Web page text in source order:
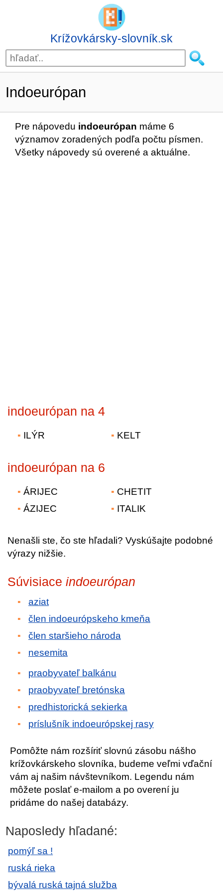
Krížovkársky-slovník.sk
Indoeurópan
Pre nápovedu indoeurópan máme 6
významov zoradených podľa počtu písmen.
Všetky nápovedy sú overené a aktuálne.
indoeurópan na 4
ILÝR KELT
indoeurópan na 6
ÁRIJEC
ÁZIJEC
CHETIT
ITALIK
Nenašli ste, čo ste hľadali? Vyskúšajte podobné
výrazy nižšie.
Súvisiace indoeurópan
aziat
člen indoeurópskeho kmeňa
člen staršieho národa
nesemita
praobyvateľ balkánu
praobyvateľ bretónska
predhistorická sekierka
príslušník indoeurópskej rasy
Pomôžte nám rozšíriť slovnú zásobu nášho
krížovkárskeho slovníka, budeme veľmi vďační
vám aj našim návštevníkom. Legendu nám
môžete poslať e-mailom a po overení ju
pridáme do našej databázy.
Naposledy hľadané:
pomýľ sa !
ruská rieka
bývalá ruská tajná služba